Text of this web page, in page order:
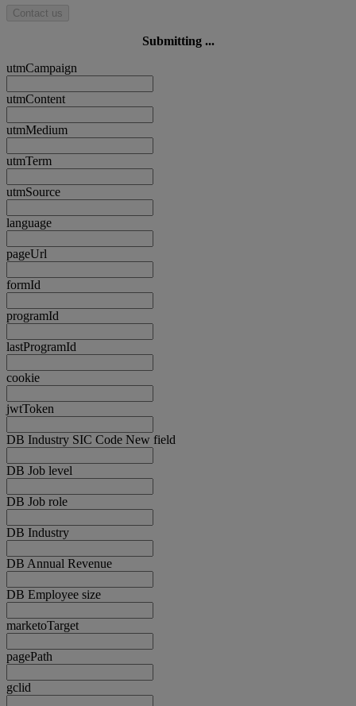
Contact us
Submitting ...
utmCampaign
utmContent
utmMedium
utmTerm
utmSource
language
pageUrl
formId
programId
lastProgramId
cookie
jwtToken
DB Industry SIC Code New field
DB Job level
DB Job role
DB Industry
DB Annual Revenue
DB Employee size
marketoTarget
pagePath
gclid